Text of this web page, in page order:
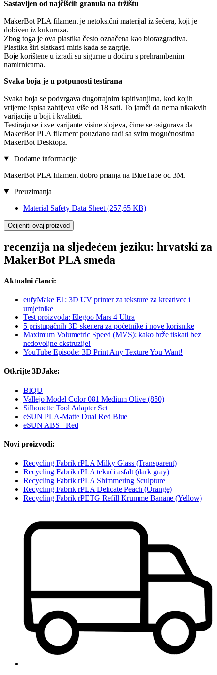
Sastavljen od najčišćih granula na tržištu
MakerBot PLA filament je netoksični materijal iz šećera, koji je
dobiven iz kukuruza.
Zbog toga je ova plastika često označena kao biorazgradiva.
Plastika širi slatkasti miris kada se zagrije.
Boje korištene u izradi su sigurne u dodiru s prehrambenim
namirnicama.
Svaka boja je u potpunosti testirana
Svaka boja se podvrgava dugotrajnim ispitivanjima, kod kojih
vrijeme ispisa zahtijeva više od 18 sati. To jamči da nema nikakvih
varijacije u boji i kvaliteti.
Testiraju se i sve varijante visine slojeva, čime se osigurava da
MakerBot PLA filament pouzdano radi sa svim mogućnostima
MakerBot Desktopa.
Dodatne informacije
MakerBot PLA filament dobro prianja na BlueTape od 3M.
Preuzimanja
Material Safety Data Sheet (257,65 KB)
Ocijeniti ovaj proizvod
recenzija na sljedećem jeziku: hrvatski za
MakerBot PLA smeđa
Aktualni članci:
eufyMake E1: 3D UV printer za teksture za kreativce i
umjetnike
Test proizvoda: Elegoo Mars 4 Ultra
5 pristupačnih 3D skenera za početnike i nove korisnike
Maximum Volumetric Speed (MVS): kako brže tiskati bez
nedovoljne ekstruzije!
YouTube Episode: 3D Print Any Texture You Want!
Otkrijte 3DJake:
BIQU
Vallejo Model Color 081 Medium Olive (850)
Silhouette Tool Adapter Set
eSUN PLA-Matte Dual Red Blue
eSUN ABS+ Red
Novi proizvodi:
Recycling Fabrik rPLA Milky Glass (Transparent)
Recycling Fabrik rPLA tekući asfalt (dark gray)
Recycling Fabrik rPLA Shimmering Sculpture
Recycling Fabrik rPLA Delicate Peach (Orange)
Recycling Fabrik rPETG Refill Krumme Banane (Yellow)